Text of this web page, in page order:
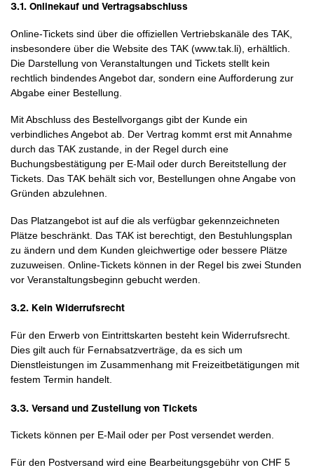
3.1. Onlinekauf und Vertragsabschluss
Online-Tickets sind über die offiziellen Vertriebskanäle des TAK,
insbesondere über die Website des TAK (www.tak.li), erhältlich.
Die Darstellung von Veranstaltungen und Tickets stellt kein
rechtlich bindendes Angebot dar, sondern eine Aufforderung zur
Abgabe einer Bestellung.
Mit Abschluss des Bestellvorgangs gibt der Kunde ein
verbindliches Angebot ab. Der Vertrag kommt erst mit Annahme
durch das TAK zustande, in der Regel durch eine
Buchungsbestätigung per E-Mail oder durch Bereitstellung der
Tickets. Das TAK behält sich vor, Bestellungen ohne Angabe von
Gründen abzulehnen.
Das Platzangebot ist auf die als verfügbar gekennzeichneten
Plätze beschränkt. Das TAK ist berechtigt, den Bestuhlungsplan
zu ändern und dem Kunden gleichwertige oder bessere Plätze
zuzuweisen. Online-Tickets können in der Regel bis zwei Stunden
vor Veranstaltungsbeginn gebucht werden.
3.2. Kein Widerrufsrecht
Für den Erwerb von Eintrittskarten besteht kein Widerrufsrecht.
Dies gilt auch für Fernabsatzverträge, da es sich um
Dienstleistungen im Zusammenhang mit Freizeitbetätigungen mit
festem Termin handelt.
3.3. Versand und Zustellung von Tickets
Tickets können per E-Mail oder per Post versendet werden.
Für den Postversand wird eine Bearbeitungsgebühr von CHF 5